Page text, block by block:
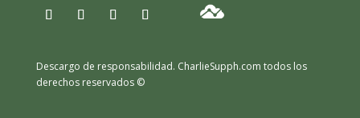
Descargo de responsabilidad. CharlieSupph.com todos los
derechos reservados ©